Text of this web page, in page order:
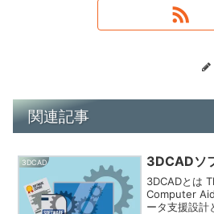
関連記事
3DCAD 3DCADソ
3DCADとは
Computer
ータ支援設計